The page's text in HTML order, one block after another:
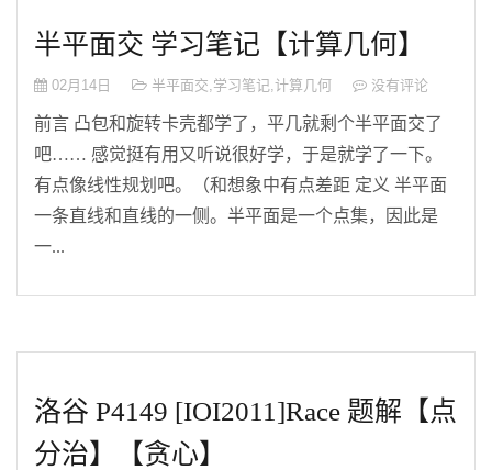
半平面交 学习笔记【计算几何】
02月14日 半平面交,学习笔记,计算几何 没有评论
前言 凸包和旋转卡壳都学了，平几就剩个半平面交了
吧…… 感觉挺有用又听说很好学，于是就学了一下。
有点像线性规划吧。（和想象中有点差距 定义 半平面
一条直线和直线的一侧。半平面是一个点集，因此是
一...
洛谷 P4149 [IOI2011]Race 题解【点
分治】【贪心】